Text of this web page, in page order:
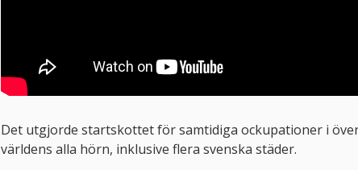
Det utgjorde startskottet för samtidiga ockupationer i
världens alla hörn, inklusive flera svenska städer.